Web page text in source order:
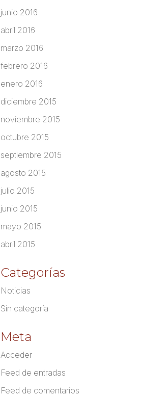
junio 2016
abril 2016
marzo 2016
febrero 2016
enero 2016
diciembre 2015
noviembre 2015
octubre 2015
septiembre 2015
agosto 2015
julio 2015
junio 2015
mayo 2015
abril 2015
Categorías
Noticias
Sin categoría
Meta
Acceder
Feed de entradas
Feed de comentarios